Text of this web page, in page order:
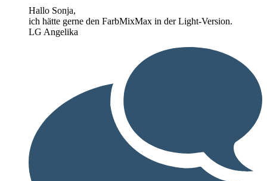
Hallo Sonja,
ich hätte gerne den FarbMixMax in der Light-Version.
LG Angelika